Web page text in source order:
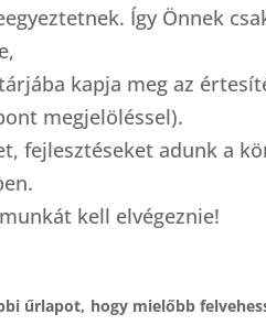
Így Önnek
kapja meg az
megjelöléssel).
fejlesztéseket adunk a
kell elvégeznie!
űrlapot, hogy mielőbb